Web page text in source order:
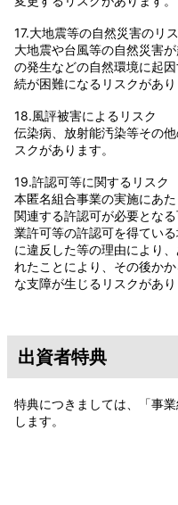
17.大地震等の自然災害のリ
大地震や台風等の自然災害
の発生などの自然環境に起
続が困難になるリスクがあり
18.風評被害によるリスク
伝染病、放射能汚染等その
スクがあります。
19.許認可等に関するリスク
本匿名組合事業の実施にあ
関連する許認可が必要とな
業許可等の許認可を得てい
に違反した等の理由により
れたことにより、その後か
な支障が生じるリスクがあり
出資者特典
特典につきましては、「事
します。